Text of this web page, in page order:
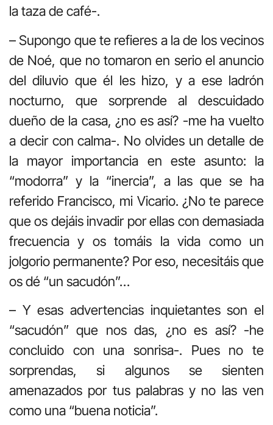
la taza de café-.
– Supongo que te refieres a la de los vecinos
de Noé, que no tomaron en serio el anuncio
del diluvio que él les hizo, y a ese ladrón
nocturno, que sorprende al descuidado
dueño de la casa, ¿no es así? -me ha vuelto
a decir con calma-. No olvides un detalle de
la mayor importancia en este asunto: la
“modorra” y la “inercia”, a las que se ha
referido Francisco, mi Vicario. ¿No te parece
que os dejáis invadir por ellas con demasiada
frecuencia y os tomáis la vida como un
jolgorio permanente? Por eso, necesitáis que
os dé “un sacudón”…
– Y esas advertencias inquietantes son el
“sacudón” que nos das, ¿no es así? -he
concluido con una sonrisa-. Pues no te
sorprendas, si algunos se sienten
amenazados por tus palabras y no las ven
como una “buena noticia”.